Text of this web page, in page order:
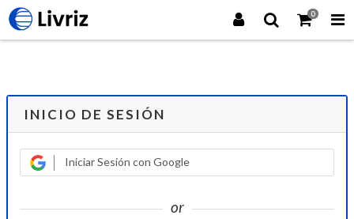
0
INICIO DE SESIÓN
Iniciar Sesión con Google
or